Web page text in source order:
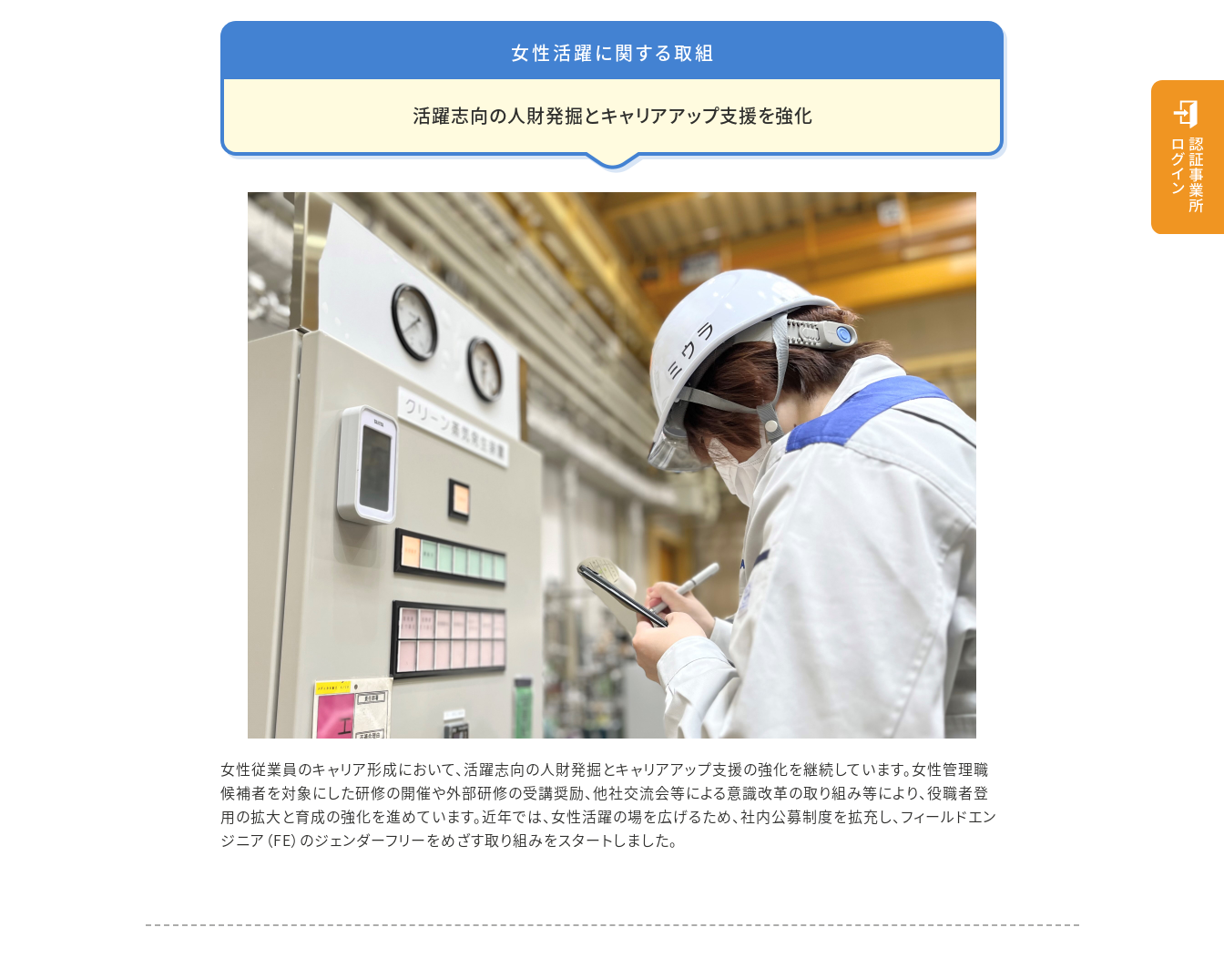
女性活躍に関する取組
活躍志向の人財発掘とキャリアアップ支援を強化
女性従業員のキャリア形成において、活躍志向の人財発掘とキャリアアップ支援の強化を継続しています。女性管理職
候補者を対象にした研修の開催や外部研修の受講奨励、他社交流会等による意識改革の取り組み等により、役職者登
用の拡大と育成の強化を進めています。近年では、女性活躍の場を広げるため、社内公募制度を拡充し、フィールドエン
ジニア（FE）のジェンダーフリーをめざす取り組みをスタートしました。